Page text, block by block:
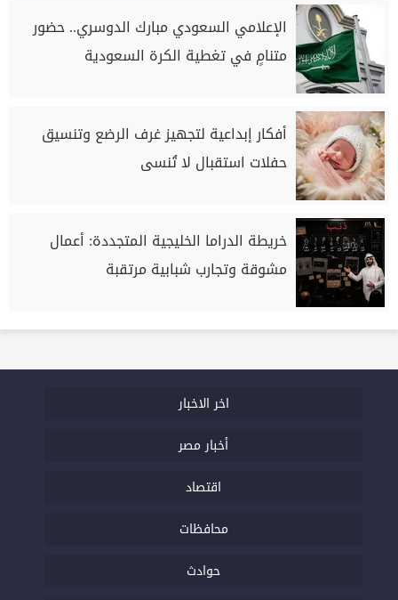
الإعلامي السعودي مبارك الدوسري.. حضور
متنامٍ في تغطية الكرة السعودية
أفكار إبداعية لتجهيز غرف الرضع وتنسيق
حفلات استقبال لا تُنسى
خريطة الدراما الخليجية المتجددة: أعمال
مشوقة وتجارب شبابية مرتقبة
اخر الاخبار
أخبار مصر
اقتصاد
محافظات
حوادث